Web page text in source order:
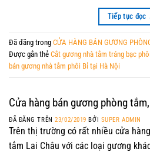
Tiếp tục đọc
Đã đăng trong CỬA HÀNG BÁN GƯƠNG
Được gắn thẻ Cắt gương nhà tắm tráng bạc
bán gương nhà tắm phôi Bỉ tại Hà Nội
Cửa hàng bán gương phòng
ĐÃ ĐĂNG TRÊN23/02/2019 BỞI SUPER ADMIN
Trên thị trường có rất nhiều cửa
tắm Lai Châu với các loại gương